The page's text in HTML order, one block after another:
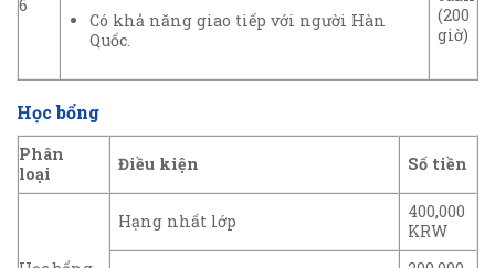
6
Có khả năng giao tiếp với người Hàn
Quốc.
(200
giờ)
Học bổng
Phân
loại
Điều kiện Số tiền
Hạng nhất lớp
400,000
KRW